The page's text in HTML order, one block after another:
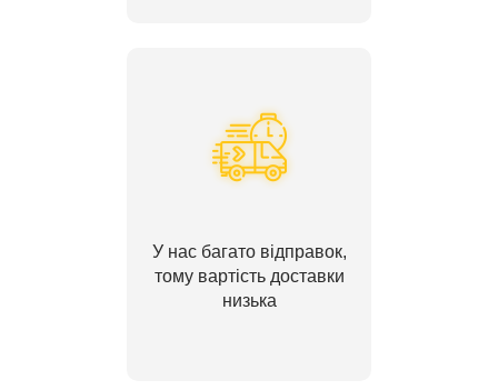
У нас багато відправок,
тому вартість доставки
низька